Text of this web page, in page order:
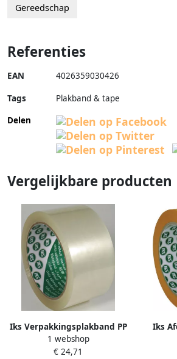
Gereedschap
Referenties
EAN 4026359030426
Tags
Plakband & tape
Delen
Vergelijkbare producten
Iks Verpakkingsplakband PP
| kleurloos | lengte 66 m |
breedte 50 mm wiel | 6 stuks
1 webshop
€ 24,71
Iks